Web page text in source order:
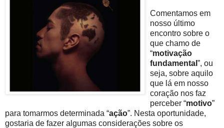
Comentamos em
nosso último
encontro sobre o
que chamo de
“motivação
fundamental ”, ou
seja, sobre aquilo
que lá em nosso
coração nos faz
perceber “motivo”
para tomarmos determinada “ação”. Nesta oportunidade,
gostaria de fazer algumas considerações sobre os